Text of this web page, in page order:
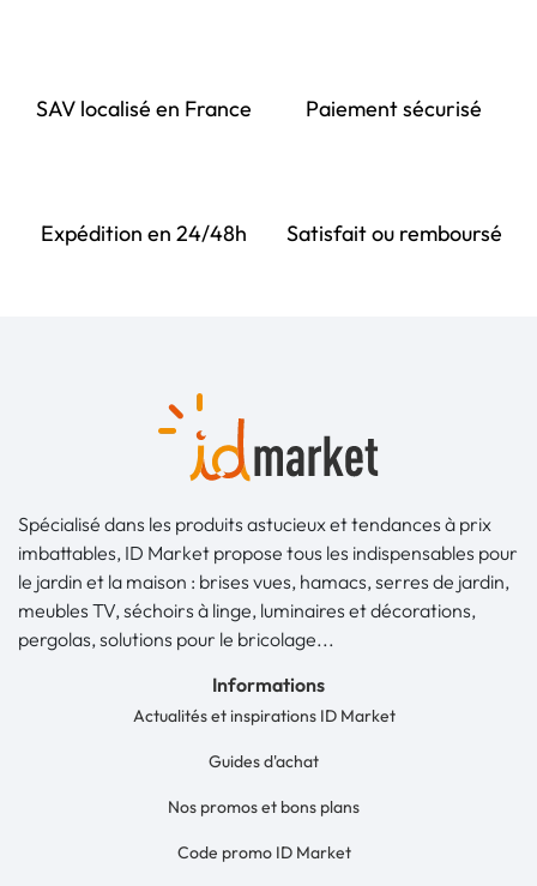
SAV localisé en France Paiement sécurisé
Expédition en 24/48h Satisfait ou remboursé
Spécialisé dans les produits astucieux et tendances à prix
imbattables, ID Market propose tous les indispensables pour
le jardin et la maison : brises vues, hamacs, serres de jardin,
meubles TV, séchoirs à linge, luminaires et décorations,
pergolas, solutions pour le bricolage...
Informations
Actualités et inspirations ID Market
Guides d'achat
Nos promos et bons plans
Code promo ID Market